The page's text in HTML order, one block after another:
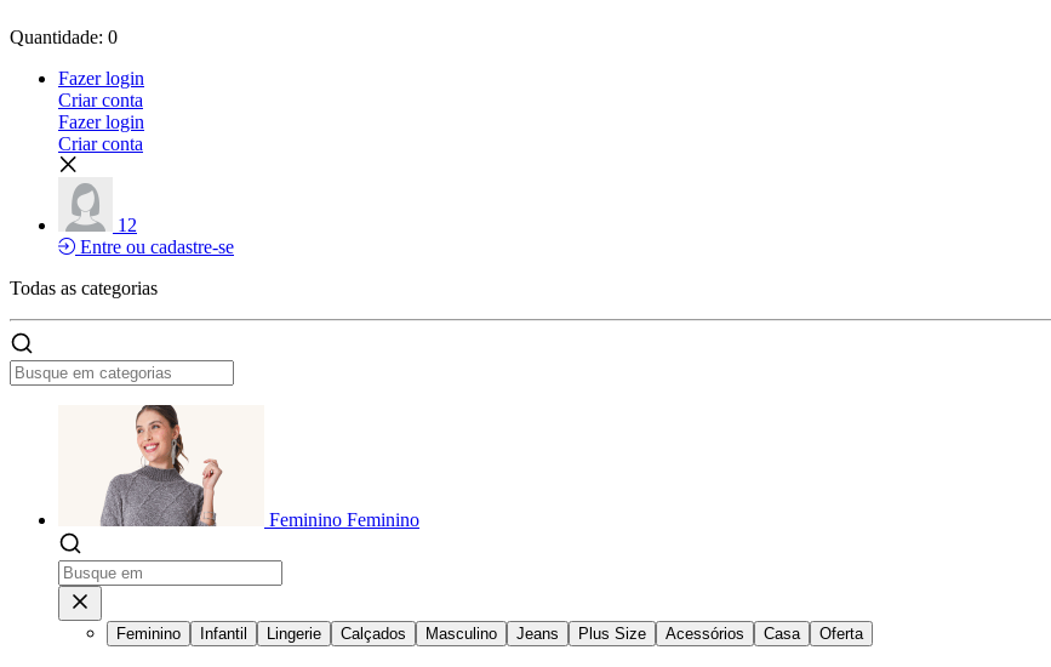
Quantidade: 0
Fazer login
Criar conta
Fazer login
Criar conta
12
Entre ou cadastre-se
Todas as categorias
Feminino Feminino
Feminino Infantil Lingerie Calçados Masculino Jeans Plus Size Acessórios Casa Oferta